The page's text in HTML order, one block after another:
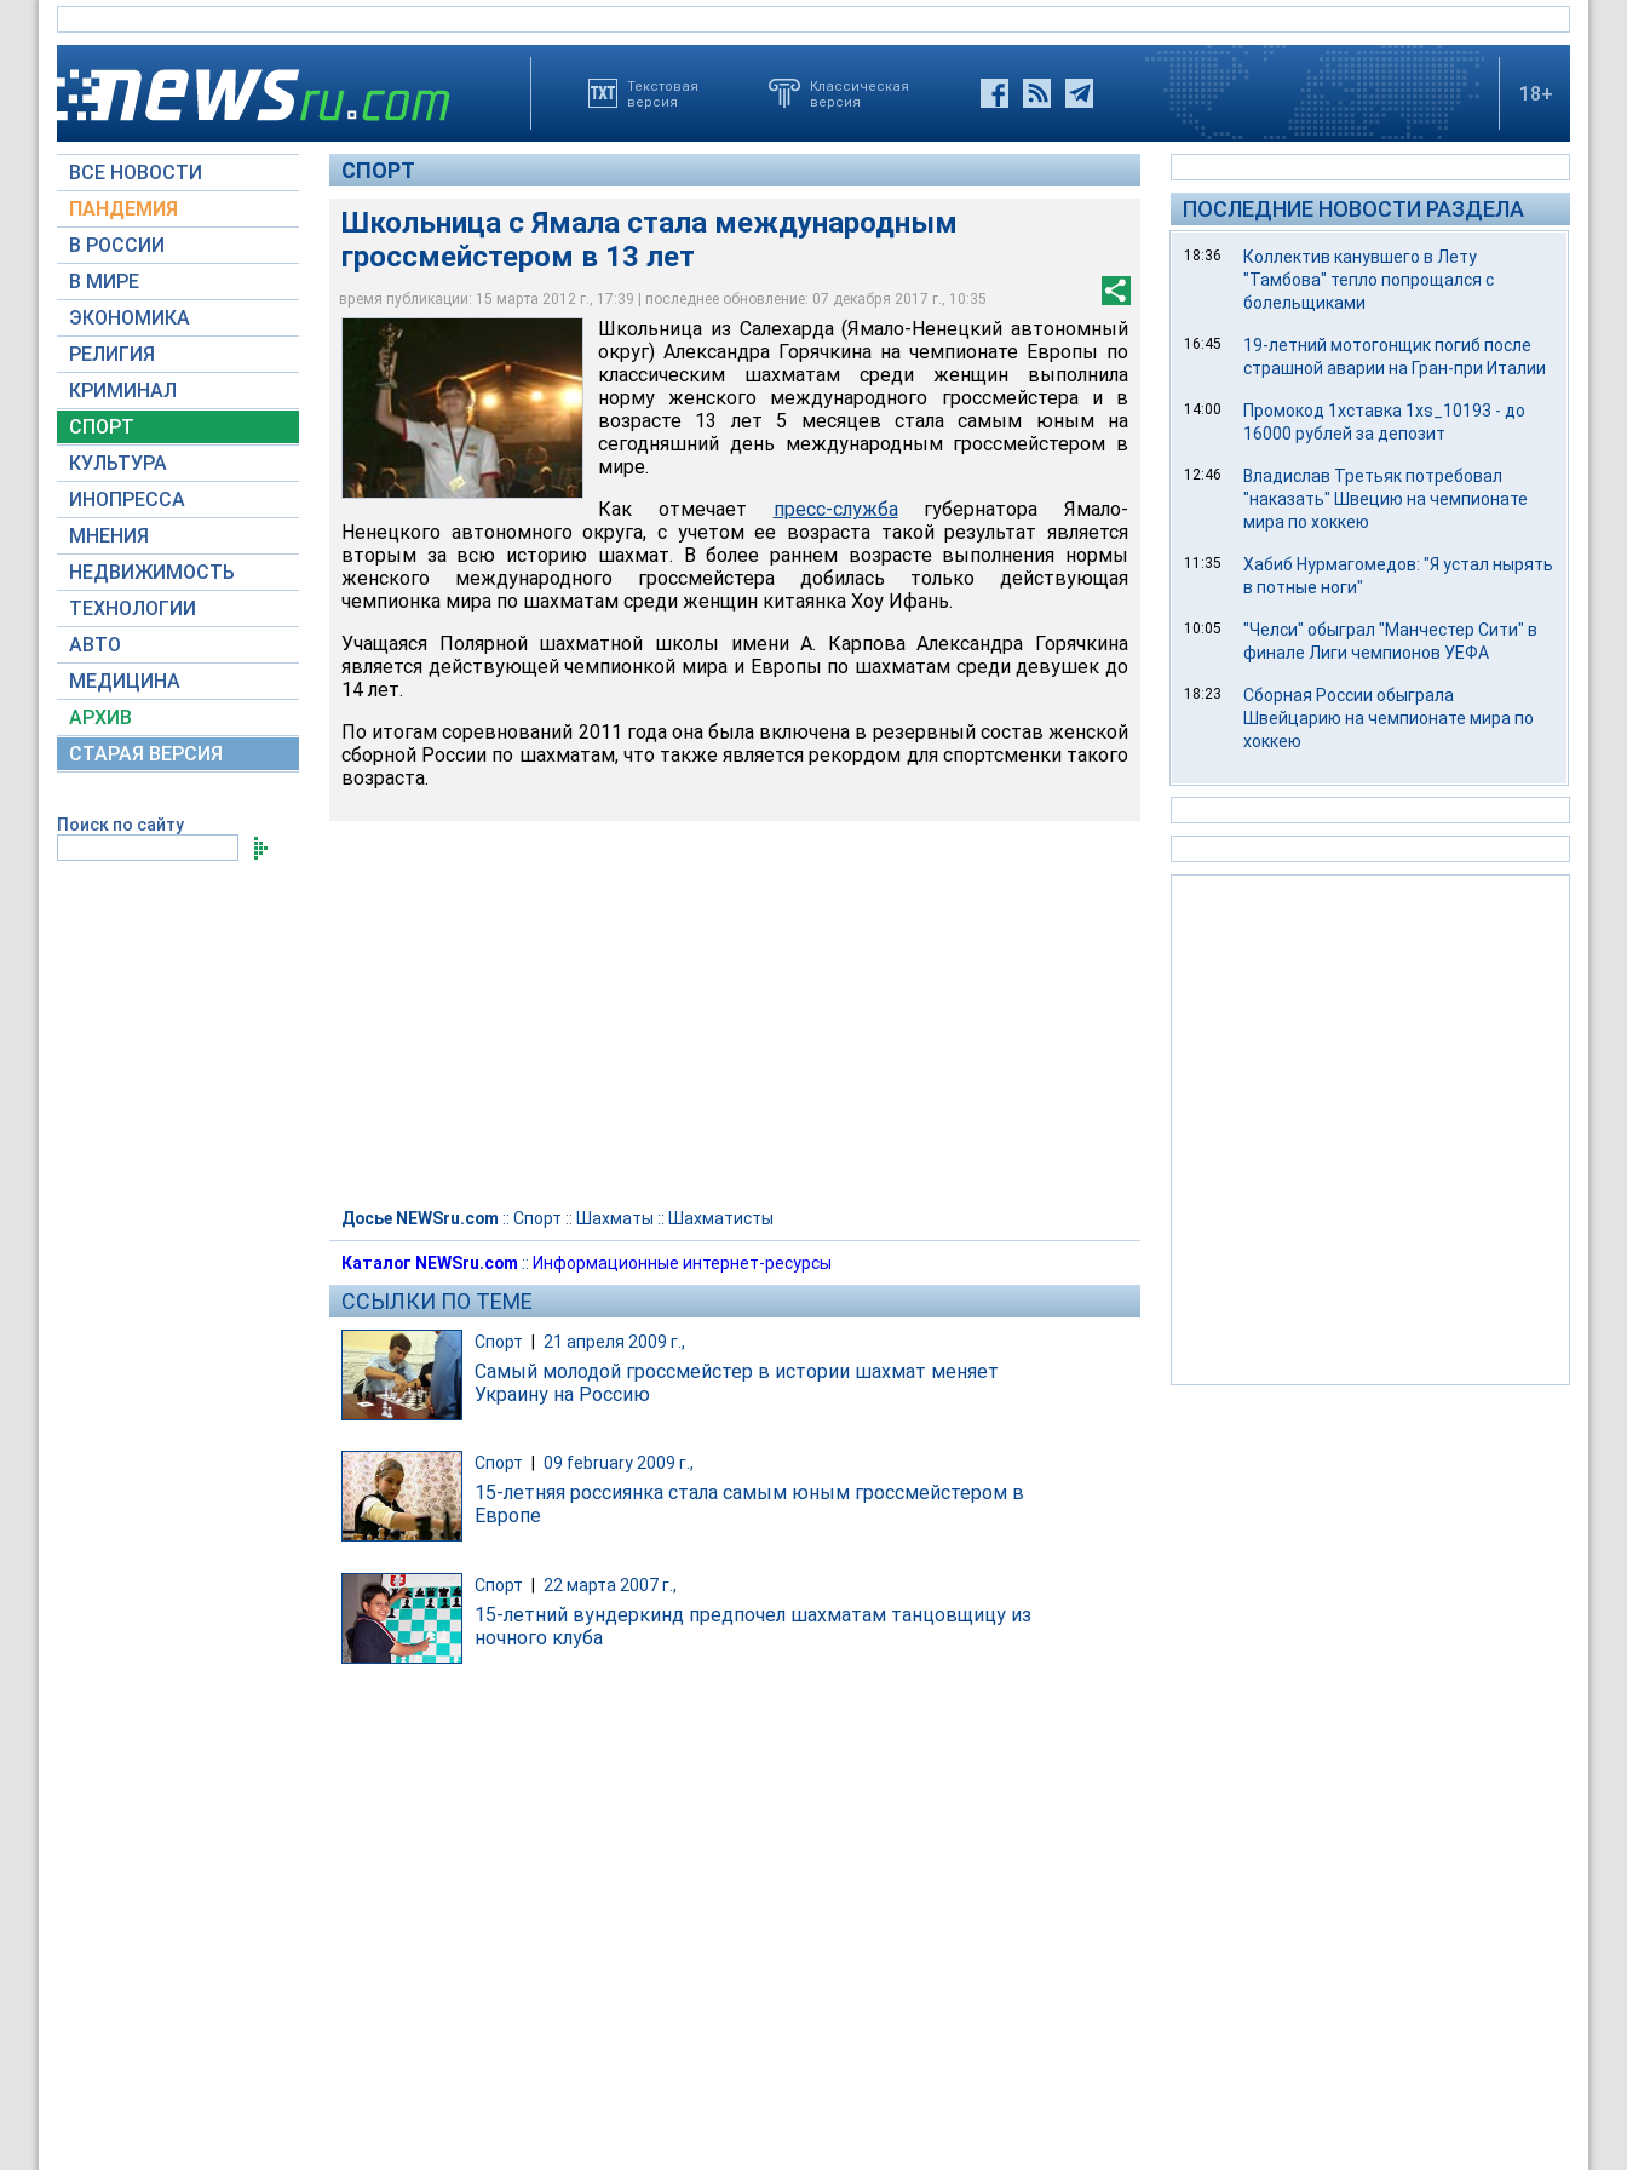
Текстовая
версия
Классическая
версия
18+
ВСЕ НОВОСТИ
ПАНДЕМИЯ
В РОССИИ
В МИРЕ
ЭКОНОМИКА
РЕЛИГИЯ
КРИМИНАЛ
СПОРТ
КУЛЬТУРА
ИНОПРЕССА
МНЕНИЯ
НЕДВИЖИМОСТЬ
ТЕХНОЛОГИИ
АВТО
МЕДИЦИНА
АРХИВ
СТАРАЯ ВЕРСИЯ
Поиск по сайту
СПОРТ
Школьница с Ямала стала международным
гроссмейстером в 13 лет
время публикации: 15 марта 2012 г., 17:39 | последнее обновление: 07 декабря 2017 г., 10:35
Школьница из Салехарда Александра Горячкина на чемпионате Европы по
классическим шахматам среди женщин в Турции выполнила норму женского
международного гроссмейстера и в возрасте 13 лет стала самым юным на
сегодняшний день международным гроссмейстером
study-chess.ru
Школьница из Салехарда (Ямало-Ненецкий автономный
округ) Александра Горячкина на чемпионате Европы по
классическим шахматам среди женщин выполнила
норму женского международного гроссмейстера и в
возрасте 13 лет 5 месяцев стала самым юным на
сегодняшний день международным гроссмейстером в
мире.
Как отмечает пресс-службагубернатора Ямало-
Ненецкого автономного округа, с учетом ее возраста такой результат является
вторым за всю историю шахмат. В более раннем возрасте выполнения нормы
женского международного гроссмейстера добилась только действующая
чемпионка мира по шахматам среди женщин китаянка Хоу Ифань.
Учащаяся Полярной шахматной школы имени А. Карпова Александра Горячкина
является действующей чемпионкой мира и Европы по шахматам среди девушек до
14 лет.
По итогам соревнований 2011 года она была включена в резервный состав женской
сборной России по шахматам, что также является рекордом для спортсменки такого
возраста.
Досье NEWSru.com :: Спорт :: Шахматы :: Шахматисты
Каталог NEWSru.com :: Информационные интернет-ресурсы
ССЫЛКИ ПО ТЕМЕ
Спорт 21 апреля 2009 г.,
Самый молодой гроссмейстер в истории шахмат меняет
Украину на Россию
Спорт 09 february 2009 г.,
15-летняя россиянка стала самым юным гроссмейстером в
Европе
Спорт | 22 марта 2007 г.,
15-летний вундеркинд предпочел шахматам танцовщицу из
ночного клуба
ПОСЛЕДНИЕ НОВОСТИ РАЗДЕЛА
18:36
Коллектив канувшего в Лету
"Тамбова" тепло попрощался с
болельщиками
16:45
19-летний мотогонщик погиб после
страшной аварии на Гран-при Италии
14:00
Промокод 1хставка 1xs_10193 - до
16000 рублей за депозит
12:46
Владислав Третьяк потребовал
"наказать" Швецию на чемпионате
мира по хоккею
11:35
Хабиб Нурмагомедов: "Я устал нырять
в потные ноги"
10:05
"Челси" обыграл "Манчестер Сити" в
финале Лиги чемпионов УЕФА
18:23
Сборная России обыграла
Швейцарию на чемпионате мира по
хоккею